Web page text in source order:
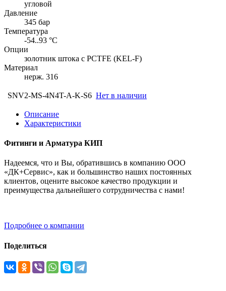
угловой
Давление
345 бар
Температура
-54..93 °C
Опции
золотник штока с PCTFE (KEL-F)
Материал
нерж. 316
SNV2-MS-4N4T-A-K-S6 Нет в наличии
Описание
Характеристики
Фитинги и Арматура КИП
Надеемся, что и Вы, обратившись в компанию ООО
«ДК+Сервис», как и большинство наших постоянных
клиентов, оцените высокое качество продукции и
преимущества дальнейшего сотрудничества с нами!
Подробнее о компании
Поделиться